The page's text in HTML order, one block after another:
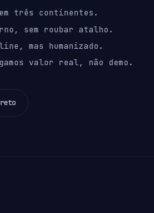
três continentes.
sem roubar atalho.
mas humanizado.
valor real, não demo.